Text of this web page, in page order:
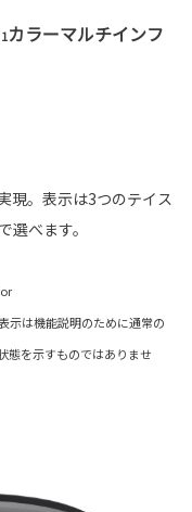
カラーマルチインフ
現。表示は3つのテイス
べます。
は機能説明のために通常の
態を示すものではありませ